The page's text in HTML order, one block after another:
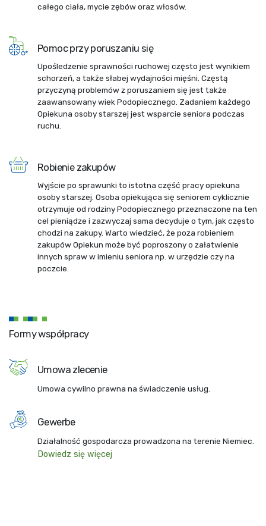
całego ciała, mycie zębów oraz włosów.
Pomoc przy poruszaniu się
Upośledzenie sprawności ruchowej często jest wynikiem
schorzeń, a także słabej wydajności mięśni. Częstą
przyczyną problemów z poruszaniem się jest także
zaawansowany wiek Podopiecznego. Zadaniem każdego
Opiekuna osoby starszej jest wsparcie seniora podczas
ruchu.
Robienie zakupów
Wyjście po sprawunki to istotna część pracy opiekuna
osoby starszej. Osoba opiekująca się seniorem cyklicznie
otrzymuje od rodziny Podopiecznego przeznaczone na ten
cel pieniądze i zazwyczaj sama decyduje o tym, jak często
chodzi na zakupy. Warto wiedzieć, że poza robieniem
zakupów Opiekun może być poproszony o załatwienie
innych spraw w imieniu seniora np. w urzędzie czy na
poczcie.
Formy współpracy
Umowa zlecenie
Umowa cywilno prawna na świadczenie usług.
Gewerbe
Działalność gospodarcza prowadzona na terenie Niemiec.
Dowiedz się więcej